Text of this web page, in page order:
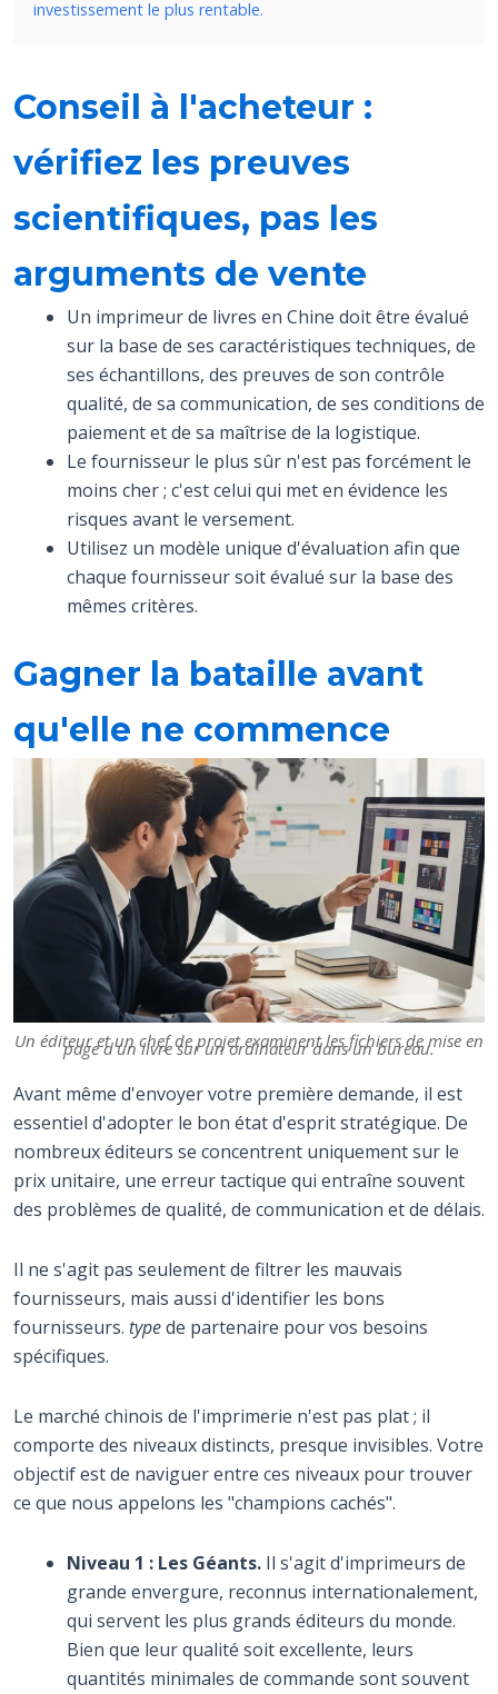
investissement le plus rentable.
Conseil à l'acheteur :
vérifiez les preuves
scientifiques, pas les
arguments de vente
Un imprimeur de livres en Chine doit être évalué
sur la base de ses caractéristiques techniques, de
ses échantillons, des preuves de son contrôle
qualité, de sa communication, de ses conditions de
paiement et de sa maîtrise de la logistique.
Le fournisseur le plus sûr n'est pas forcément le
moins cher ; c'est celui qui met en évidence les
risques avant le versement.
Utilisez un modèle unique d'évaluation afin que
chaque fournisseur soit évalué sur la base des
mêmes critères.
Gagner la bataille avant
qu'elle ne commence
Un éditeur et un chef de projet examinent les fichiers de mise en
page d'un livre sur un ordinateur dans un bureau.
Avant même d'envoyer votre première demande, il est
essentiel d'adopter le bon état d'esprit stratégique. De
nombreux éditeurs se concentrent uniquement sur le
prix unitaire, une erreur tactique qui entraîne souvent
des problèmes de qualité, de communication et de délais.
Il ne s'agit pas seulement de filtrer les mauvais
fournisseurs, mais aussi d'identifier les bons
fournisseurs. typede partenaire pour vos besoins
spécifiques.
Le marché chinois de l'imprimerie n'est pas plat ; il
comporte des niveaux distincts, presque invisibles. Votre
objectif est de naviguer entre ces niveaux pour trouver
ce que nous appelons les "champions cachés".
Niveau 1 : Les Géants. Il s'agit d'imprimeurs de
grande envergure, reconnus internationalement,
qui servent les plus grands éditeurs du monde.
Bien que leur qualité soit excellente, leurs
quantités minimales de commande sont souvent